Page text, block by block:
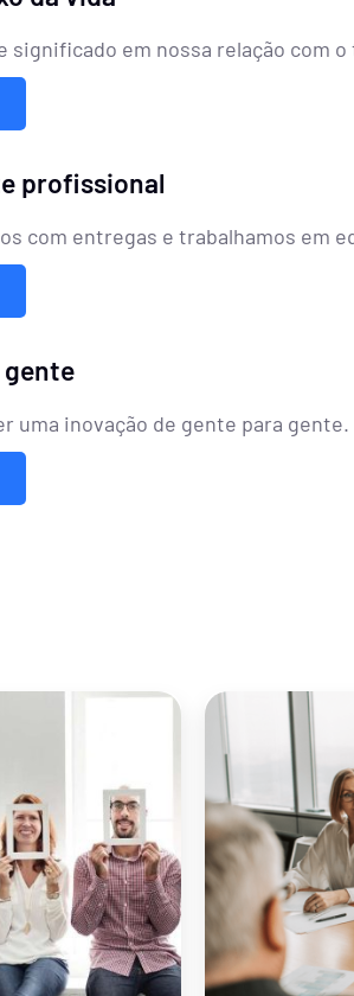
em nossa relação com o
profissional
com entregas e trabalhamos em
gente
uma inovação de gente para gente.